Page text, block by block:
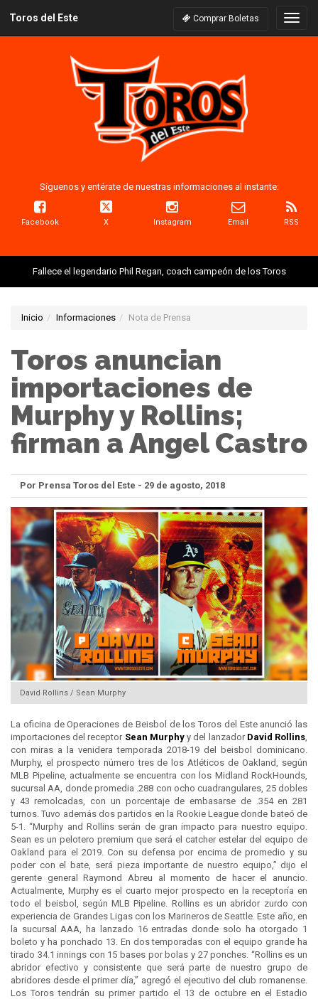
Toros del Este Comprar Boletas
Síguenos y entérate de nuestras informaciones al instante:
Facebook X Instagram Email RSS
Fallece el legendario Phil Regan, coach campeón de los Toros
Inicio Informaciones Nota de Prensa
Toros anuncian
importaciones de
Murphy y Rollins;
firman a Angel Castro
Por Prensa Toros del Este - 29 de agosto, 2018
David Rollins / Sean Murphy
La oficina de Operaciones de Beisbol de los Toros del Este anunció las
importaciones del receptor Sean Murphyy del lanzador David Rollins
con miras a la venidera temporada 2018-19 del beisbol dominicano.
Murphy, el prospecto número tres de los Atléticos de Oakland, según
MLB Pipeline, actualmente se encuentra con los Midland RockHounds,
sucursal AA, donde promedia .288 con ocho cuadrangulares, 25 dobles
y 43 remolcadas, con un porcentaje de embasarse de .354 en 281
turnos. Tuvo además dos partidos en la Rookie League donde bateó de
5-1. “Murphy and Rollins serán de gran impacto para nuestro equipo.
Sean es un pelotero premium que será el catcher estelar del equipo de
Oakland para el 2019. Con su defensa por encima de promedio y su
poder con el bate, será pieza importante de nuestro equipo,” dijo el
gerente general Raymond Abreu al momento de hacer el anuncio.
Actualmente, Murphy es el cuarto mejor prospecto en la receptoría en
todo el beisbol, según MLB Pipeline. Rollins es un abridor zurdo con
experiencia de Grandes Ligas con los Marineros de Seattle. Este año, en
la sucursal AAA, ha lanzado 16 entradas donde solo ha otorgado 1
boleto y ha ponchado 13. En dos temporadas con el equipo grande ha
tirado 34.1 innings con 15 bases por bolas y 27 ponches. “Rollins es un
abridor efectivo y consistente que será parte de nuestro grupo de
abridores desde el primer día,” agregó el ejecutivo del club romanense.
Los Toros tendrán su primer partido el 13 de octubre en el Estadio